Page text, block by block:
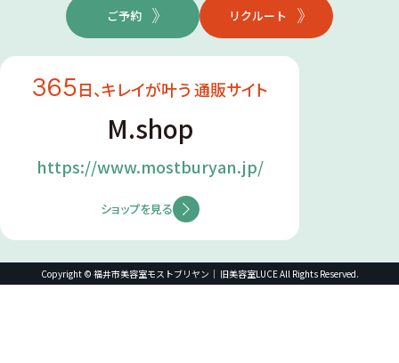
ご予約 リクルート
365日、キレイが叶う 通販サイト
M.shop
https://www.mostburyan.jp/
ショップを見る
Copyright © 福井市美容室モストブリヤン｜ 旧美容室LUCE All Rights Reserved.